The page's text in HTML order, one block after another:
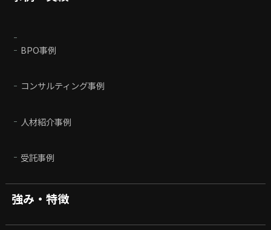
BPO事例
コンサルティング事例
人材紹介事例
受託事例
強み・特徴